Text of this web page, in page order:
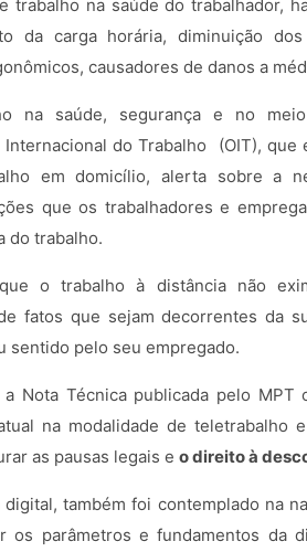
trabalho na saúde do trabalhador,
da carga horária, diminuição
causadores de danos a
na saúde, segurança e no
Internacional do Trabalho (OIT),
em domicílio, alerta sobre a
que os trabalhadores e
do trabalho.
o trabalho à distância não
fatos que sejam decorrentes da
sentido pelo seu empregado.
Nota Técnica publicada pelo MPT
na modalidade de teletrabalho
as pausas legais e o direito à
também foi contemplado na
os parâmetros e fundamentos da